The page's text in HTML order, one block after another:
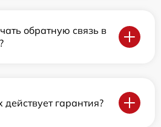
обратную связь в
гарантия?